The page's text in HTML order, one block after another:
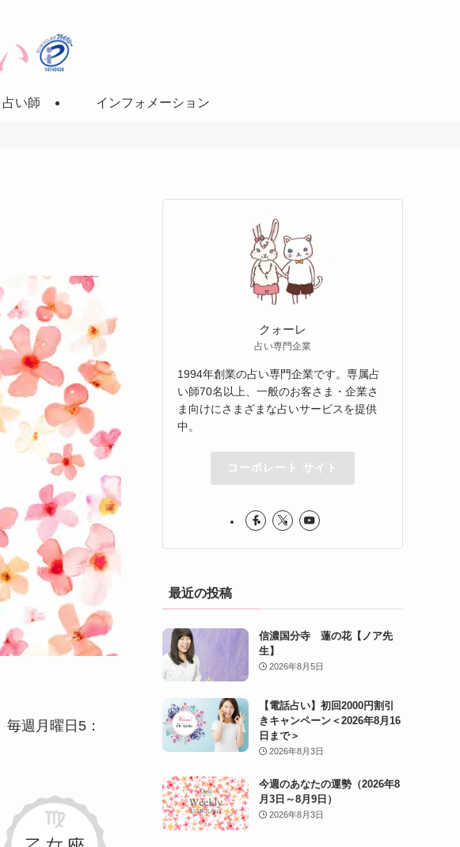
占い師 インフォメーション
毎週月曜日5：
クォーレ
占い専門企業
1994年創業の占い専門企業です。専属占
い師70名以上、一般のお客さま・企業さ
ま向けにさまざまな占いサービスを提供
中。
コーポレート サイト
最近の投稿
信濃国分寺 蓮の花【ノア先
生】
2026年8月5日
【電話占い】初回2000円割引
きキャンペーン＜2026年8月16
日まで＞
2026年8月3日
今週のあなたの運勢（2026年8
月3日～8月9日）
2026年8月3日